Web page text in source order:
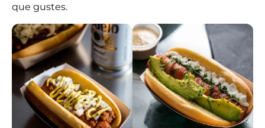
que gustes.